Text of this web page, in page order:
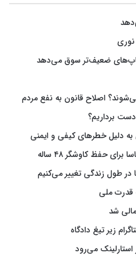
ضعیف‌تر سوق می‌دهد
اصلاح قانون به نفع مردم
برداریم؟
در طول زندگی تغییر می‌کنیم
قدرت ملی
شد